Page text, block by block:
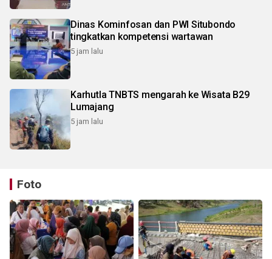
Dinas Kominfosan dan PWI Situbondo
tingkatkan kompetensi wartawan
5 jam lalu
Karhutla TNBTS mengarah ke Wisata B29
Lumajang
5 jam lalu
Foto